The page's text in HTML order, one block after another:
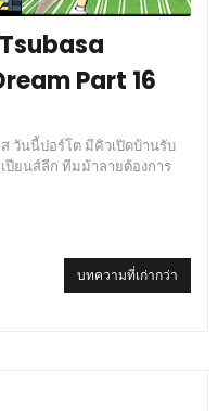
Part 16
ส วันนี้ปอร์โต มีคิวเปิดบ้านรับ
ปียนส์ลีก ทีมม้าลายต้องการ
บทความที่เก่ากว่า